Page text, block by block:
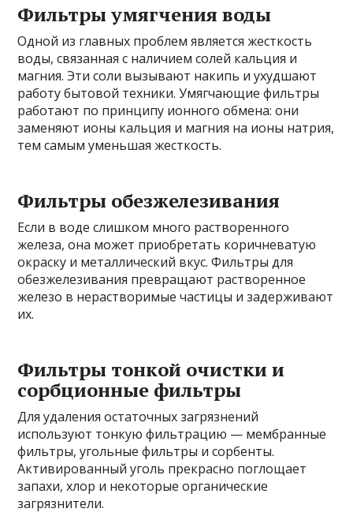
Фильтры умягчения воды
Одной из главных проблем является жесткость
воды, связанная с наличием солей кальция и
магния. Эти соли вызывают накипь и ухудшают
работу бытовой техники. Умягчающие фильтры
работают по принципу ионного обмена: они
заменяют ионы кальция и магния на ионы натрия,
тем самым уменьшая жесткость.
Фильтры обезжелезивания
Если в воде слишком много растворенного
железа, она может приобретать коричневатую
окраску и металлический вкус. Фильтры для
обезжелезивания превращают растворенное
железо в нерастворимые частицы и задерживают
их.
Фильтры тонкой очистки и
сорбционные фильтры
Для удаления остаточных загрязнений
используют тонкую фильтрацию — мембранные
фильтры, угольные фильтры и сорбенты.
Активированный уголь прекрасно поглощает
запахи, хлор и некоторые органические
загрязнители.